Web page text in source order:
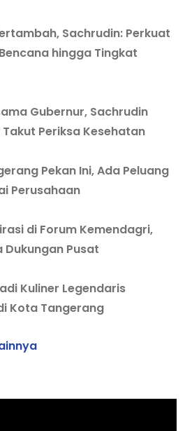
Sachrudin: Perkuat
hingga Tingkat
Gubernur, Sachrudin
Periksa Kesehatan
Pekan Ini, Ada Peluang
Perusahaan
di Forum Kemendagri,
Dukungan Pusat
Kuliner Legendaris
Kota Tangerang